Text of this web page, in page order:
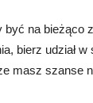
być na bieżąco
bierz udział
masz szanse